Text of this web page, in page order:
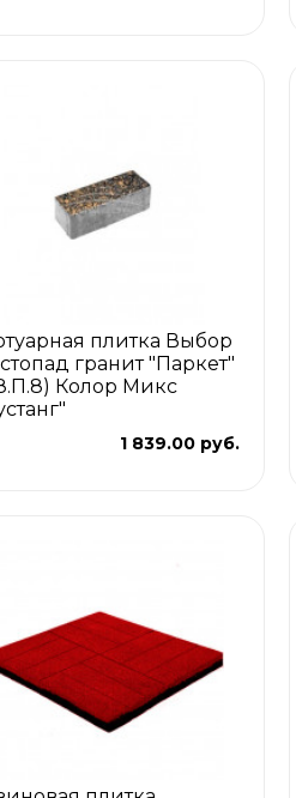
плитка Выбор
гранит "Паркет"
Колор Микс
1 839.00 руб.